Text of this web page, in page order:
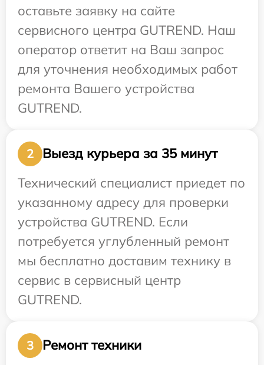
оставьте заявку на сайте
сервисного центра GUTREND. Наш
оператор ответит на Ваш запрос
для уточнения необходимых работ
ремонта Вашего устройства
GUTREND.
2
Выезд курьера за 35 минут
Технический специалист приедет по
указанному адресу для проверки
устройства GUTREND. Если
потребуется углубленный ремонт
мы бесплатно доставим технику в
сервис в сервисный центр
GUTREND.
3
Ремонт техники